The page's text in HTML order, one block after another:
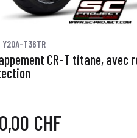
Y20A-T36TR
CR-T titane, avec
CHF